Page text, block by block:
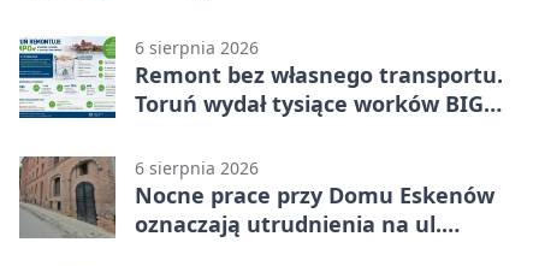
6 sierpnia 2026
Remont bez własnego transportu.
Toruń wydał tysiące worków BIG
6 sierpnia 2026
Nocne prace przy Domu Eskenów
oznaczają utrudnienia na ul.